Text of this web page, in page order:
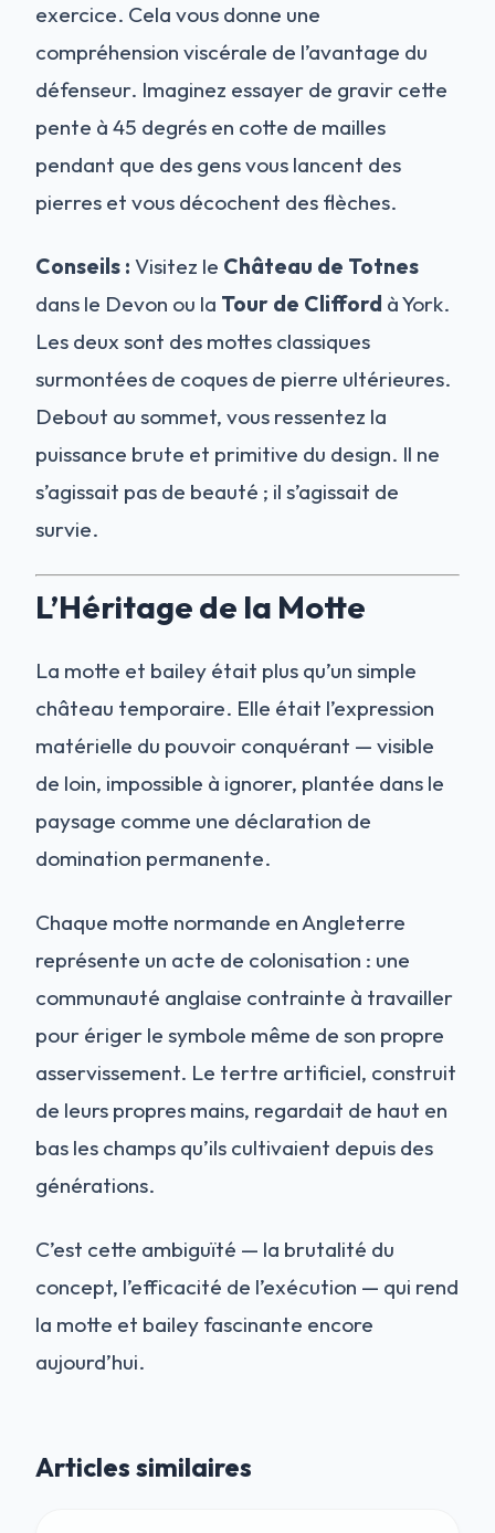
exercice. Cela vous donne une
compréhension viscérale de l’avantage du
défenseur. Imaginez essayer de gravir cette
pente à 45 degrés en cotte de mailles
pendant que des gens vous lancent des
pierres et vous décochent des flèches.
Conseils : Visitez le Château de Totnes
dans le Devon ou la Tour de Clifford à York.
Les deux sont des mottes classiques
surmontées de coques de pierre ultérieures.
Debout au sommet, vous ressentez la
puissance brute et primitive du design. Il ne
s’agissait pas de beauté ; il s’agissait de
survie.
L’Héritage de la Motte
La motte et bailey était plus qu’un simple
château temporaire. Elle était l’expression
matérielle du pouvoir conquérant — visible
de loin, impossible à ignorer, plantée dans le
paysage comme une déclaration de
domination permanente.
Chaque motte normande en Angleterre
représente un acte de colonisation : une
communauté anglaise contrainte à travailler
pour ériger le symbole même de son propre
asservissement. Le tertre artificiel, construit
de leurs propres mains, regardait de haut en
bas les champs qu’ils cultivaient depuis des
générations.
C’est cette ambiguïté — la brutalité du
concept, l’efficacité de l’exécution — qui rend
la motte et bailey fascinante encore
aujourd’hui.
Articles similaires